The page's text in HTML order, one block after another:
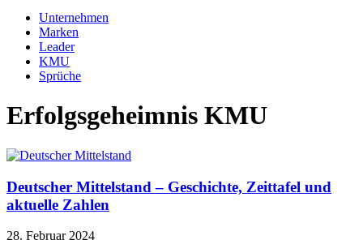
Unternehmen
Marken
Leader
KMU
Sprüche
Erfolgsgeheimnis KMU
Deutscher Mittelstand – Geschichte, Zeittafel und
aktuelle Zahlen
28. Februar 2024